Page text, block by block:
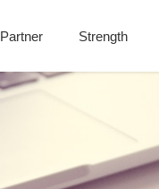
Partner Strength